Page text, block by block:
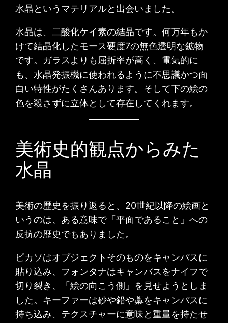
水晶というマテリアルと出会いました。
水晶は、二酸化ケイ素の結晶です。何万年もか
けて結晶化したモース硬度7の無色透明な鉱物
です。ガラスよりも屈折率が高く、電気的に
も、水晶発振機に使われるように不思議かつ面
白い特性がたくさんあります。そして下の絵の
色を殺さずに立体として存在してくれます。
美術史的観点からみた
水晶
美術の歴史を振り返ると、20世紀以降の絵画と
いうのは、ある意味で「平面であること」への
反抗の歴史でもありました。
ピカソはオブジェクトそのものをキャンバスに
貼り込み、フォンタナはキャンバスをナイフで
切り裂き、「絵の向こう側」を見せようとしま
した。キーファーは砂や鉛や藁をキャンバスに
持ち込み、テクスチャーに意味と重量を持たせ